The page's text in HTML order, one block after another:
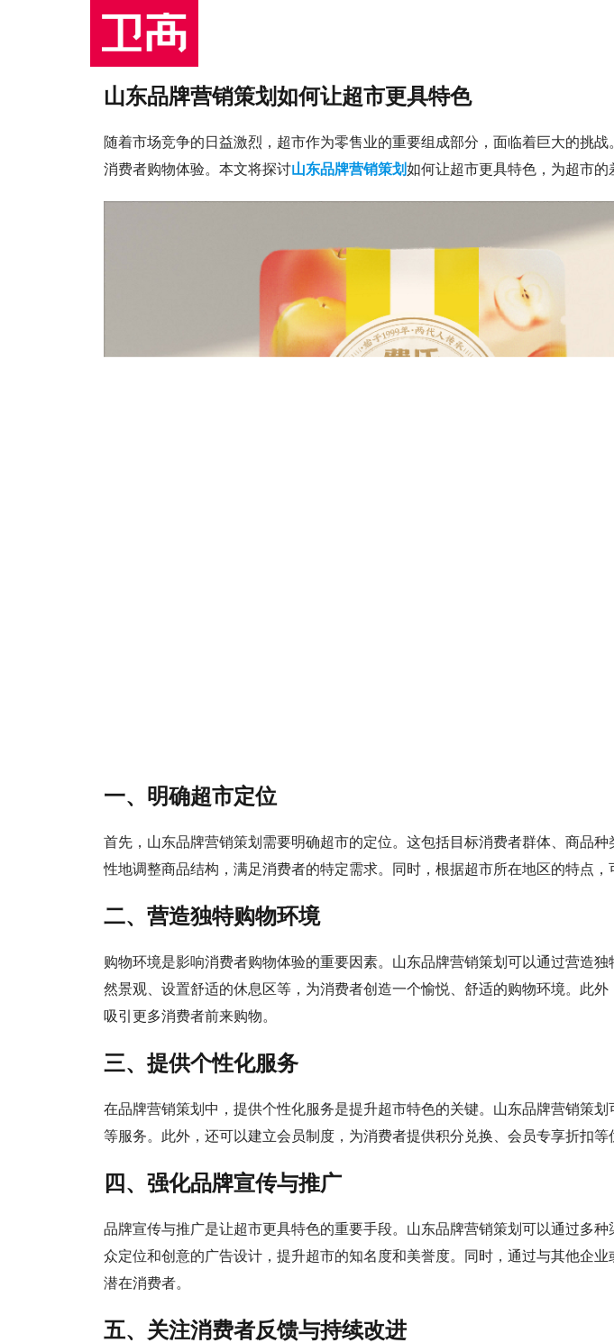
山东品牌营销策划如何让超市更具特色
随着市场竞争的日益激烈，超市作为零售业的重要组成部分，面临着巨大的挑
消费者购物体验。本文将探讨山东品牌营销策划如何让超市更具特色，为超市的
一、明确超市定位
首先，山东品牌营销策划需要明确超市的定位。这包括目标消费者群体、商品
性地调整商品结构，满足消费者的特定需求。同时，根据超市所在地区的特点
二、营造独特购物环境
购物环境是影响消费者购物体验的重要因素。山东品牌营销策划可以通过营造
然景观、设置舒适的休息区等，为消费者创造一个愉悦、舒适的购物环境。此
吸引更多消费者前来购物。
三、提供个性化服务
在品牌营销策划中，提供个性化服务是提升超市特色的关键。山东品牌营销策
等服务。此外，还可以建立会员制度，为消费者提供积分兑换、会员专享折扣等
四、强化品牌宣传与推广
品牌宣传与推广是让超市更具特色的重要手段。山东品牌营销策划可以通过多
众定位和创意的广告设计，提升超市的知名度和美誉度。同时，通过与其他企
潜在消费者。
五、关注消费者反馈与持续改进